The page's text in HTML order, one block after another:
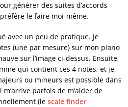
générer des suites d’accords
le faire moi-même.
avec un peu de pratique. Je
(une par mesure) sur mon piano
sur l’image ci-dessus. Ensuite,
qui contient ces 4 notes, et je
ou mineurs est possible dans
parfois de m’aider de
(le scale finder